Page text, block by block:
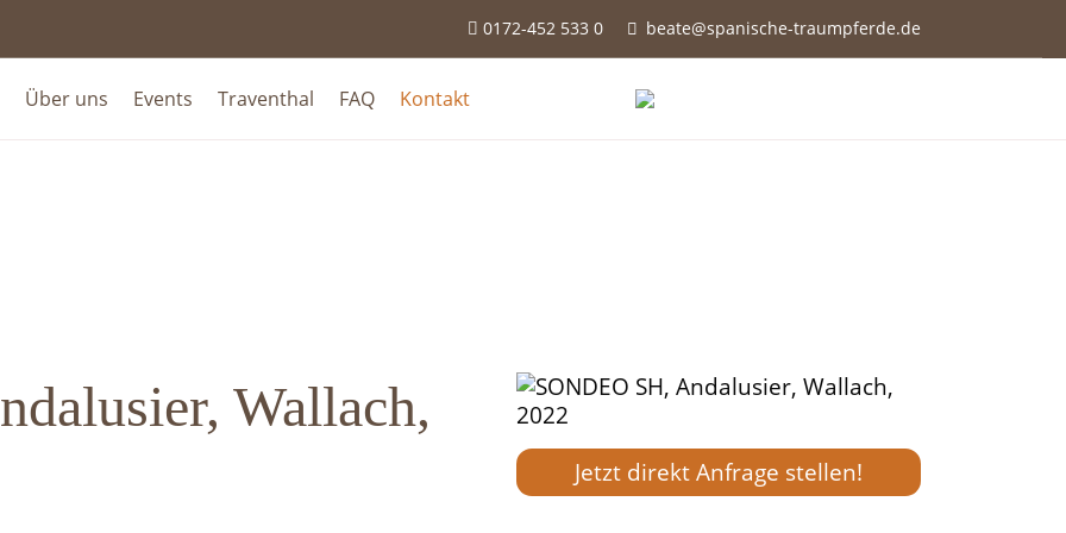
 0172-452 533 0  beate@spanische-traumpferde.de
Über uns Events Traventhal FAQ Kontakt
Wallach,
Jetzt direkt Anfrage stellen!